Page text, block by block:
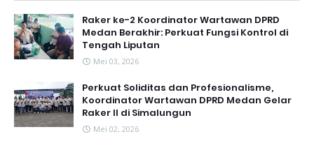
Raker ke-2 Koordinator Wartawan DPRD
Medan Berakhir: Perkuat Fungsi Kontrol di
Tengah Liputan
Mei 03, 2026
Perkuat Soliditas dan Profesionalisme,
Koordinator Wartawan DPRD Medan Gelar
Raker II di Simalungun
Mei 02, 2026